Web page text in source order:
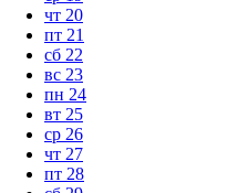
чт 20
пт 21
сб 22
вс 23
пн 24
вт 25
ср 26
чт 27
пт 28